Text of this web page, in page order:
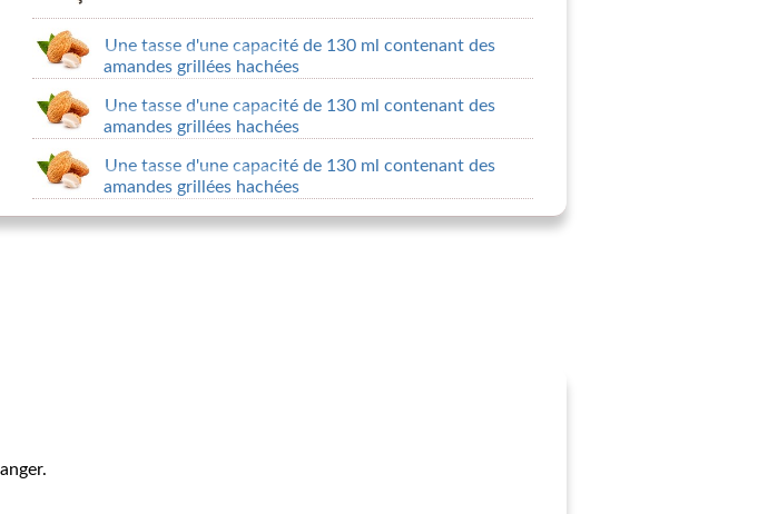
Une tasse d'une capacité de 130 ml contenant des
amandes grillées hachées
Une tasse d'une capacité de 130 ml contenant des
amandes grillées hachées
Une tasse d'une capacité de 130 ml contenant des
amandes grillées hachées